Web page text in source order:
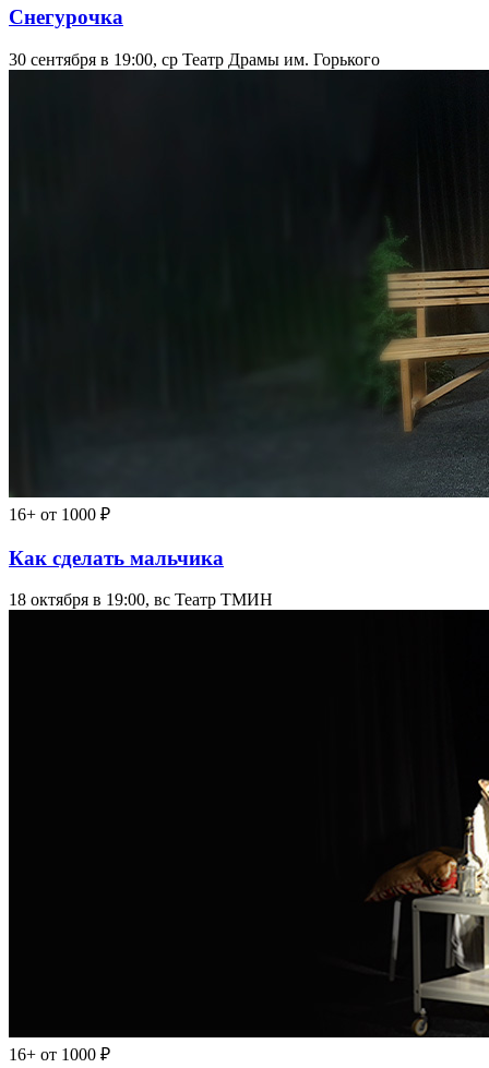
Снегурочка
30 сентября в 19:00, ср Театр Драмы им. Горького
16+ от 1000 ₽
Как сделать мальчика
18 октября в 19:00, вс Театр ТМИН
16+ от 1000 ₽